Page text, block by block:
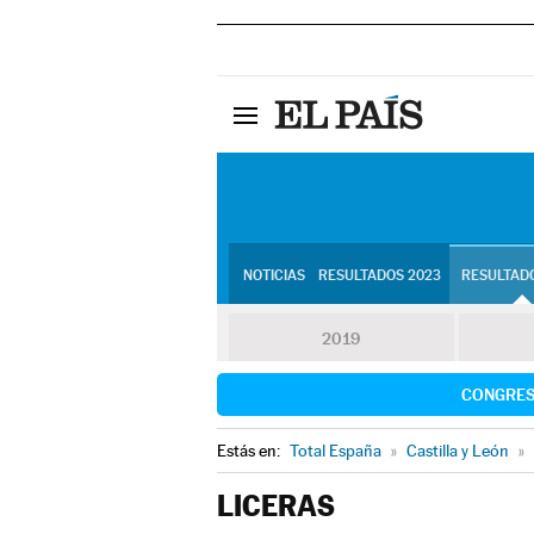
NOTICIAS RESULTADOS 2023
2019
Estás en: Total España » Castilla y León »
LICERAS